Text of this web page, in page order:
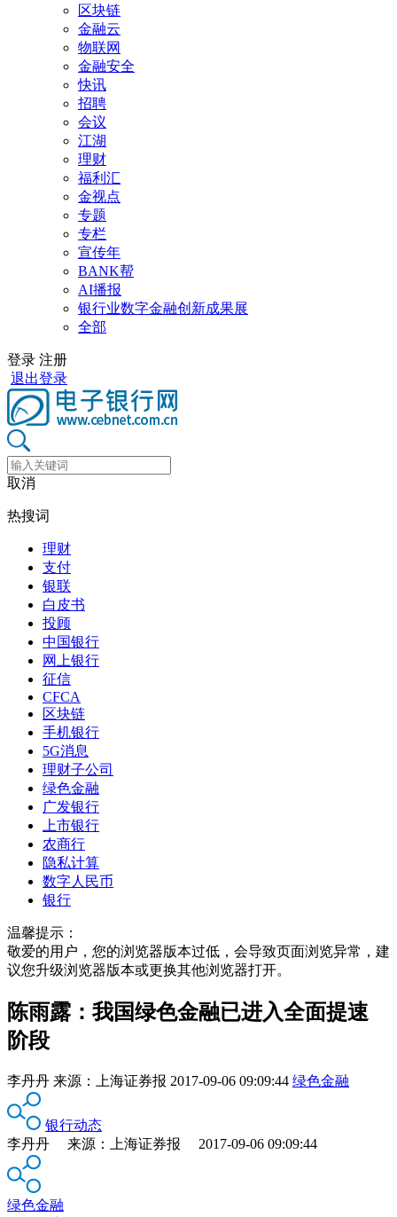
区块链
金融云
物联网
金融安全
快讯
招聘
会议
江湖
理财
福利汇
金视点
专题
专栏
宣传年
BANK帮
AI播报
银行业数字金融创新成果展
全部
登录 注册
退出登录
取消
热搜词
理财
支付
银联
白皮书
投顾
中国银行
网上银行
征信
CFCA
区块链
手机银行
5G消息
理财子公司
绿色金融
广发银行
上市银行
农商行
隐私计算
数字人民币
银行
温馨提示：
敬爱的用户，您的浏览器版本过低，会导致页面浏览异常，建
议您升级浏览器版本或更换其他浏览器打开。
陈雨露：我国绿色金融已进入全面提速
阶段
李丹丹 来源： 上海证券报 2017-09-06 09:09:44 绿色金融
银行动态
李丹丹 来源：上海证券报 2017-09-06 09:09:44
绿色金融